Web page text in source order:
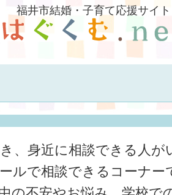
福井市結婚・子育て応援サイト
、身近に相談できる人が
ルで相談できるコーナー
ュー
い
環境